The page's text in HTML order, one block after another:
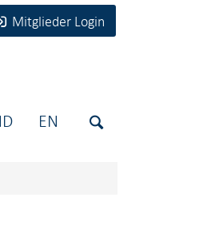
Mitglieder Login
EN